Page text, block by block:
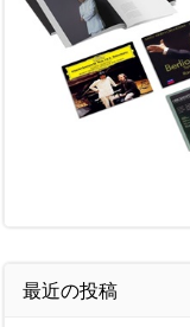
最近の投稿